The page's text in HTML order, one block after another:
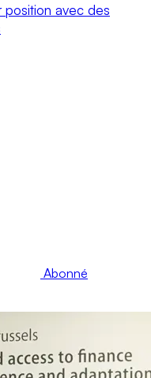
position avec des
Abonné